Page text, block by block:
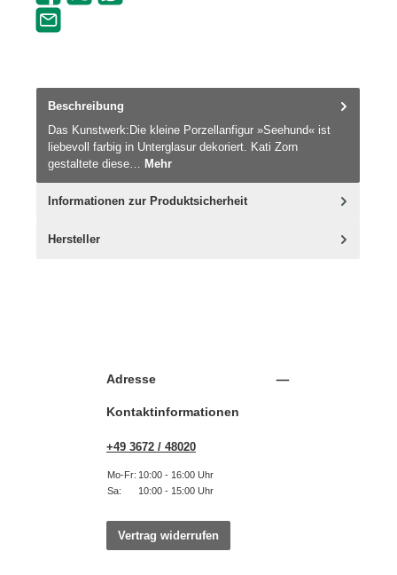
Beschreibung
Das Kunstwerk:Die kleine Porzellanfigur »Seehund« ist
liebevoll farbig in Unterglasur dekoriert. Kati Zorn
gestaltete diese… Mehr
Informationen zur Produktsicherheit
Hersteller
Adresse
Kontaktinformationen
+49 3672 / 48020
Mo-Fr: 10:00 - 16:00 Uhr
Sa:
10:00 - 15:00 Uhr
Vertrag widerrufen